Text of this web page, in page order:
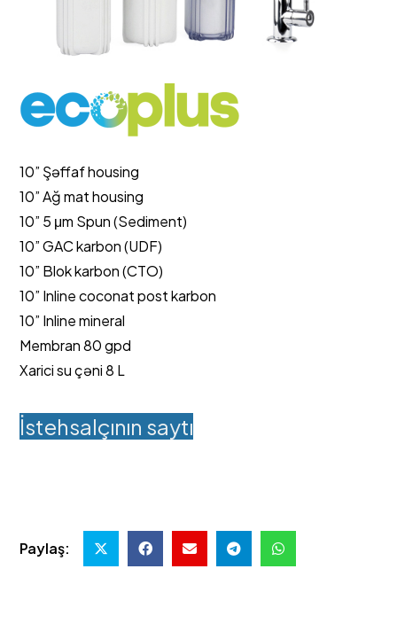
10” Şəffaf housing
10” Ağ mat housing
10” 5 μm Spun (Sediment)
10” GAC karbon (UDF)
10” Blok karbon (CTO)
10” Inline coconat post karbon
10” Inline mineral
Membran 80 gpd
Xarici su çəni 8 L
İstehsalçının saytı
Paylaş: